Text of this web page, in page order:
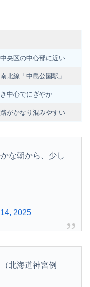
央区の中心部に近い
北線「中島公園駅」
中心でにぎやか
がかなり混みやすい
な朝から、少し
2025
北海道神宮例